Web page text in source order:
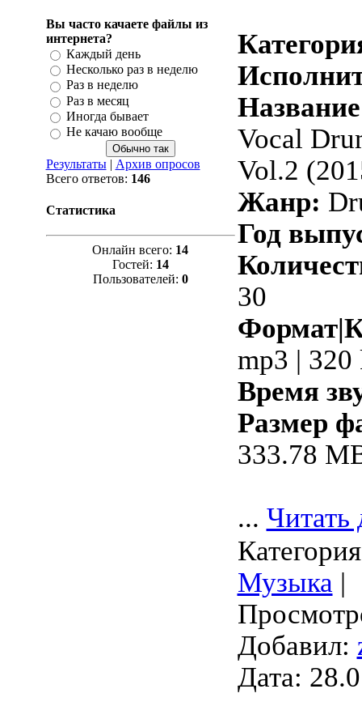
Вы часто качаете файлы из
интернета?
Каждый день
Несколько раз в неделю
Раз в неделю
Раз в месяц
Иногда бывает
Не качаю вообще
Результаты| Архив опросов
Всего ответов: 146
Статистика
Онлайн всего: 14
Гостей: 14
Пользователей: 0
Vocal
Vol.2
Жанр:
Год
30
mp3 | 320
Время
Размер
333.78
... Читать
Музыка |
Добавил:
Дата: